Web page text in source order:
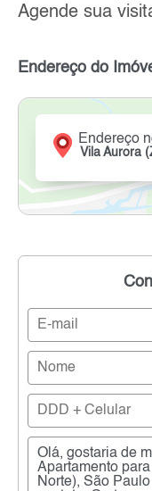
Agende sua
Endereço do
Endereço
Vila Aurora